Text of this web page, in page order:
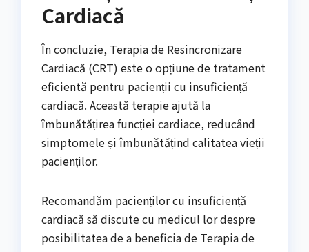
Cardiacă
În concluzie, Terapia de Resincronizare
Cardiacă (CRT) este o opțiune de tratament
eficientă pentru pacienții cu insuficiență
cardiacă. Această terapie ajută la
îmbunătățirea funcției cardiace, reducând
simptomele și îmbunătățind calitatea vieții
pacienților.
Recomandăm pacienților cu insuficiență
cardiacă să discute cu medicul lor despre
posibilitatea de a beneficia de Terapia de